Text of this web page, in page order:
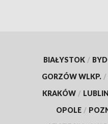
BIAŁYSTOK /
GORZÓW WLKP. /
KRAKÓW / LUBLIN
OPOLE /